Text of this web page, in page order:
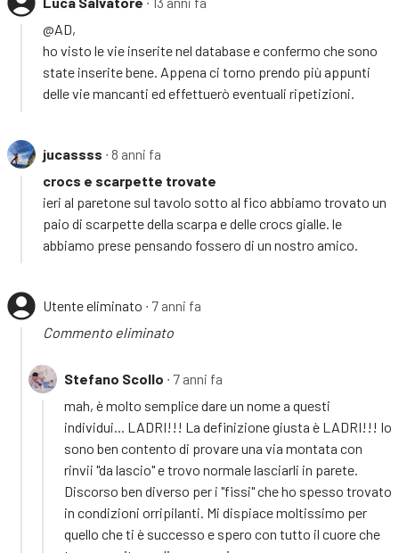
@AD,
ho visto le vie inserite nel database e confermo che sono
state inserite bene. Appena ci torno prendo più appunti
delle vie mancanti ed effettuerò eventuali ripetizioni.
jucassss ∙ 8 anni fa
crocs e scarpette trovate
ieri al paretone sul tavolo sotto al fico abbiamo trovato un
paio di scarpette della scarpa e delle crocs gialle. le
abbiamo prese pensando fossero di un nostro amico.
Utente eliminato ∙ 7 anni fa
Commento eliminato
Stefano Scollo ∙ 7 anni fa
mah, è molto semplice dare un nome a questi
individui... LADRI!!! La definizione giusta è LADRI!!! Io
sono ben contento di provare una via montata con
rinvii "da lascio" e trovo normale lasciarli in parete.
Discorso ben diverso per i "fissi" che ho spesso trovato
in condizioni orripilanti. Mi dispiace moltissimo per
quello che ti è successo e spero con tutto il cuore che